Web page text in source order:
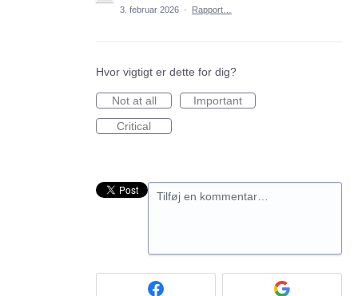
3. februar 2026 · Rapport…
Hvor vigtigt er dette for dig?
Not at all
Important
Critical
Tilføj en kommentar…